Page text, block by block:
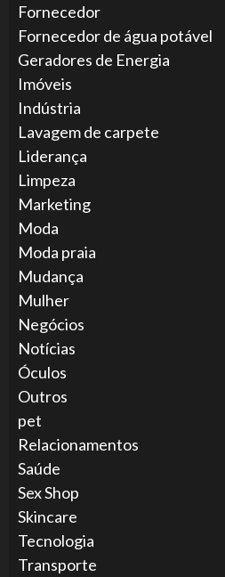
Fornecedor
Fornecedor de água potável
Geradores de Energia
Imóveis
Indústria
Lavagem de carpete
Liderança
Limpeza
Marketing
Moda
Moda praia
Mudança
Mulher
Negócios
Notícias
Óculos
Outros
pet
Relacionamentos
Saúde
Sex Shop
Skincare
Tecnologia
Transporte